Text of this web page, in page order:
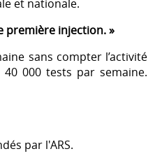
et nationale.
première injection. »
sans compter l’activité
000 tests par semaine.
par l'ARS.